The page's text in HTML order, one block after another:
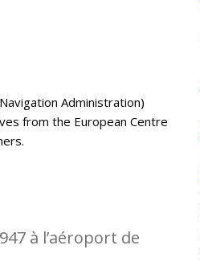
Administration)
from the European Centre
à l’aéroport de